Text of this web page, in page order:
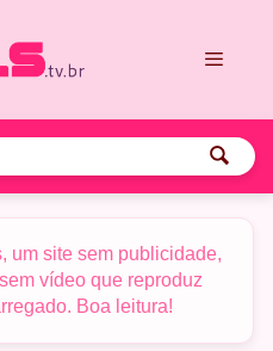
um site sem publicidade,
vídeo que reproduz
Boa leitura!